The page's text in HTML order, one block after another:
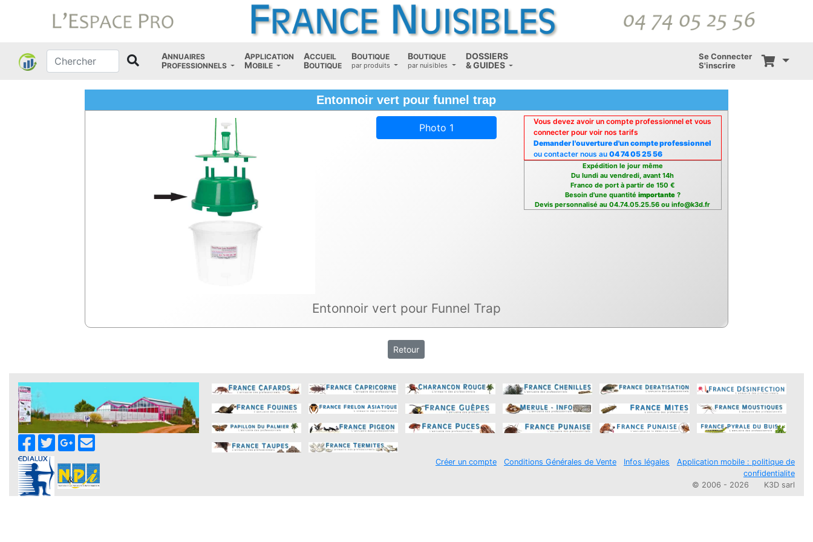
ANNUAIRES
PROFESSIONNELS
APPLICATION
MOBILE
ACCUEIL
BOUTIQUE(current)
BOUTIQUE
par produits
BOUTIQUE
par nuisibles
DOSSIERS
&GUIDES
Se Connecter
S'inscrire
Entonnoir vert pour funnel trap
Photo 1
Vous devez avoir un compte professionnel et vous
connecter pour voir nos tarifs
Demander l'ouverture d'un compte professionnel
ou contacter nous au 04 74 05 25 56
Expédition le jour même
Du lundi au vendredi, avant 14h
Franco de port à partir de 150 €
Besoin d'une quantité importante?
Devis personnalisé au 04.74.05.25.56 ou info@k3d.fr
Entonnoir vert pour Funnel Trap
Retour
Créer un compte Conditions Générales de Vente Infos légales
Application mobile : politique de
confidentialite
© 2006 - 2026
K3D sarl